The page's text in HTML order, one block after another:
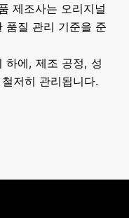
제조사는 오리지널
품질 관리 기준을 준
하에, 제조 공정, 성
저히 관리됩니다.